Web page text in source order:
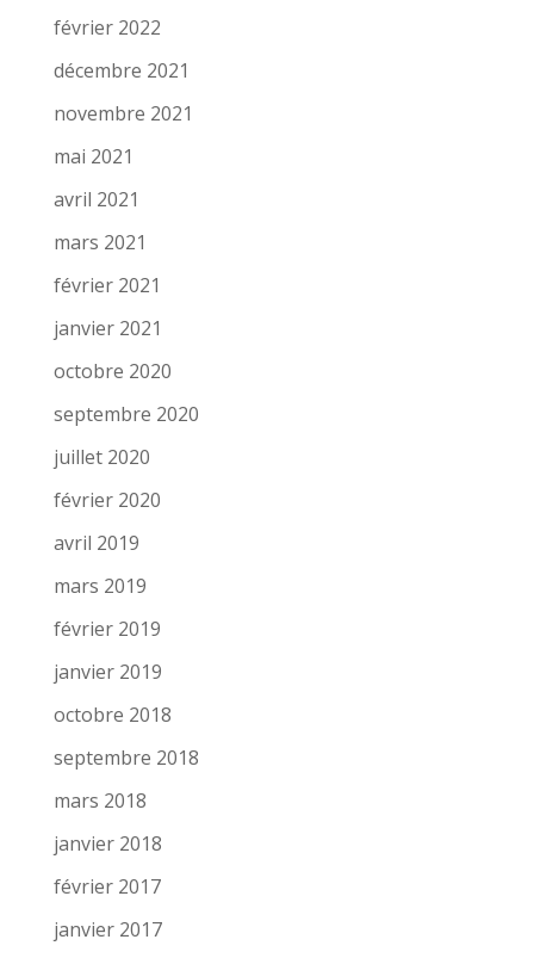
février 2022
décembre 2021
novembre 2021
mai 2021
avril 2021
mars 2021
février 2021
janvier 2021
octobre 2020
septembre 2020
juillet 2020
février 2020
avril 2019
mars 2019
février 2019
janvier 2019
octobre 2018
septembre 2018
mars 2018
janvier 2018
février 2017
janvier 2017